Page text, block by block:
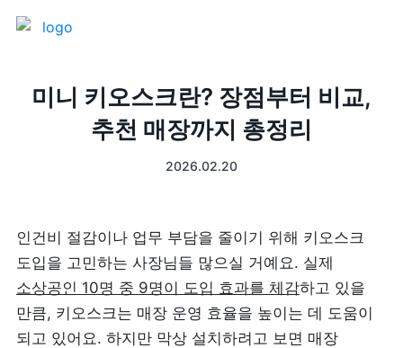
포스 프로그램
고객관리
매출 장부
프랜차이즈
키오스크
픽업주문
미니 키오스크란? 장점부터 비교,
추천 매장까지 총정리
2026.02.20
인건비 절감이나 업무 부담을 줄이기 위해 키오스크
소상공인 10명 중 9명이 도입 효과를 체감하고 있을
만큼, 키오스크는 매장 운영 효율을 높이는 데 도움이
되고 있어요. 하지만 막상 설치하려고 보면 매장